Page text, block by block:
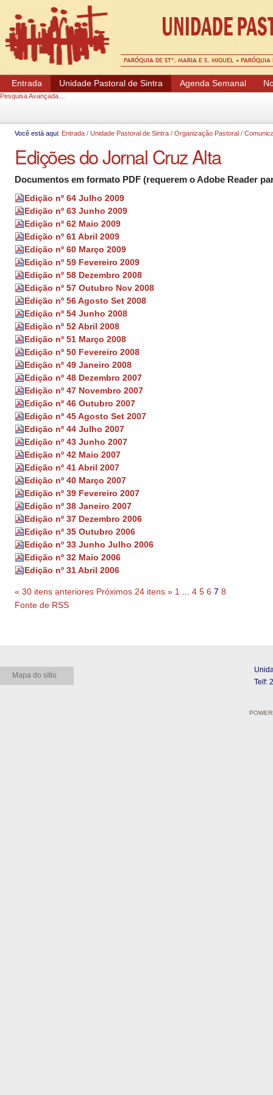
Ferramentas Pessoais
Entrada Unidade Pastoral de Sintra Agenda Semanal
Pesquisa Avançada…
Você está aqui: Entrada / Unidade Pastoral de Sintra / Organização Pastoral /
Edições do Jornal Cruz Alta
Documentos em formato PDF (requerem o Adobe Reader
Edição nº 64 Julho 2009
Edição nº 63 Junho 2009
Edição nº 62 Maio 2009
Edição nº 61 Abril 2009
Edição nº 60 Março 2009
Edição nº 59 Fevereiro 2009
Edição nº 58 Dezembro 2008
Edição nº 57 Outubro Nov 2008
Edição nº 56 Agosto Set 2008
Edição nº 54 Junho 2008
Edição nº 52 Abril 2008
Edição nº 51 Março 2008
Edição nº 50 Fevereiro 2008
Edição nº 49 Janeiro 2008
Edição nº 48 Dezembro 2007
Edição nº 47 Novembro 2007
Edição nº 46 Outubro 2007
Edição nº 45 Agosto Set 2007
Edição nº 44 Julho 2007
Edição nº 43 Junho 2007
Edição nº 42 Maio 2007
Edição nº 41 Abril 2007
Edição nº 40 Março 2007
Edição nº 39 Fevereiro 2007
Edição nº 38 Janeiro 2007
Edição nº 37 Dezembro 2006
Edição nº 35 Outubro 2006
Edição nº 33 Junho Julho 2006
Edição nº 32 Maio 2006
Edição nº 31 Abril 2006
« 30 itens anteriores Próximos 24 itens » 1 ...4 5 6 7 8
Acções do Documento
Fonte de RSS
Mapa do sítio
Telf: